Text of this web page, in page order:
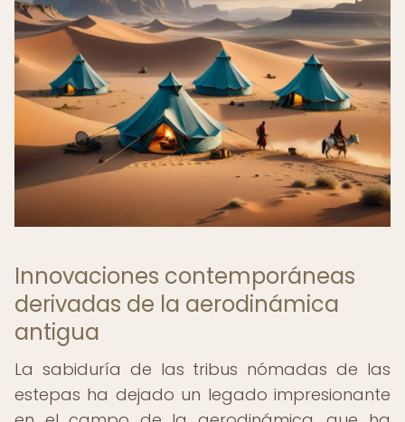
Innovaciones contemporáneas
derivadas de la aerodinámica
antigua
La sabiduría de las tribus nómadas de las
estepas ha dejado un legado impresionante